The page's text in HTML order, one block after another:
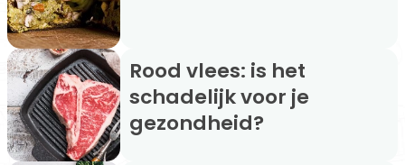
Rood vlees: is het
schadelijk voor je
gezondheid?